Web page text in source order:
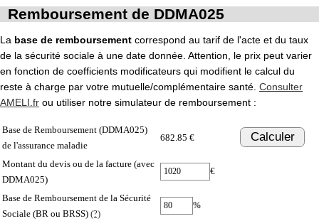
Remboursement de DDMA025
La base de remboursement correspond au tarif de l'acte et du taux
de la sécurité sociale à une date donnée. Attention, le prix peut varier
en fonction de coefficients modificateurs qui modifient le calcul du
reste à charge par votre mutuelle/complémentaire santé. Consulter
AMELI.fr ou utiliser notre simulateur de remboursement :
Base de Remboursement (DDMA025)
de l'assurance maladie
682.85 € Calculer
Montant du devis ou de la facture (avec
DDMA025)
€
Base de Remboursement de la Sécurité
Sociale (BR ou BRSS) (?)
%